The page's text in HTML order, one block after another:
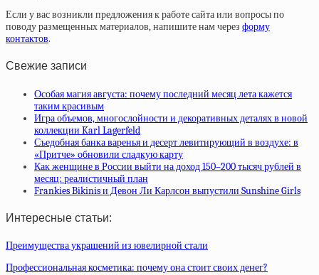
Если у вас возникли предложения к работе сайта или вопросы по
поводу размещенных материалов, напишите нам через форму
контактов.
Свежие записи
Особая магия августа: почему последний месяц лета кажется
таким красивым
Игра объемов, многослойности и декоративных деталях в новой
коллекции Karl Lagerfeld
Съедобная банка варенья и десерт левитирующий в воздухе: в
«Притче» обновили сладкую карту
Как женщине в России выйти на доход 150–200 тысяч рублей в
месяц: реалистичный план
Frankies Bikinis и Девон Ли Карлсон выпустили Sunshine Girls
Интересные статьи:
Преимущества украшений из ювелирной стали
Профессиональная косметика: почему она стоит своих денег?